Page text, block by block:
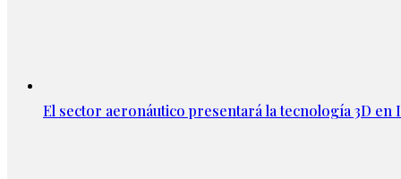
El sector aeronáutico presentará la tecnología 3D en